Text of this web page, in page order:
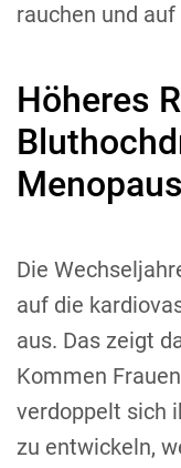
rauchen und
Höheres
Die
auf die
aus. Das zeigt
Kommen
verdoppelt sich
zu entwickeln,